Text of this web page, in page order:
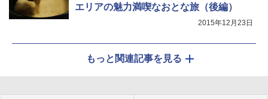
エリアの魅力満喫なおとな旅（後編）
2015年12月23日
もっと関連記事を見る